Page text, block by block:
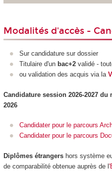
Modalités d'accès -
Sur candidature sur dossier
Titulaire d'un bac+2 validé -
ou validation des acquis via la
Candidature session 2026-2027
2026
Candidater pour le parcours
Candidater pour le parcours
Diplômes étrangershors système
de comparabilité obtenue auprès de l